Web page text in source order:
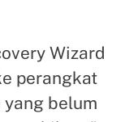
Wizard
perangkat
belum